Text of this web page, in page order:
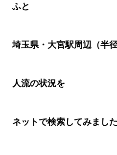
ふと
埼玉県・大宮駅周辺（半
人流の状況を
ネットで検索してみました